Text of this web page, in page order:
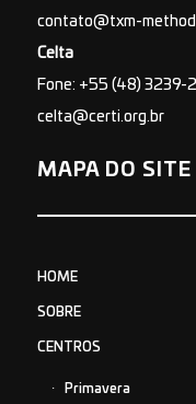
contato@txm-
Celta
Fone: +55 (48) 3239-
celta@certi.org.br
MAPA DO SITE
HOME
SOBRE
CENTROS
Primavera